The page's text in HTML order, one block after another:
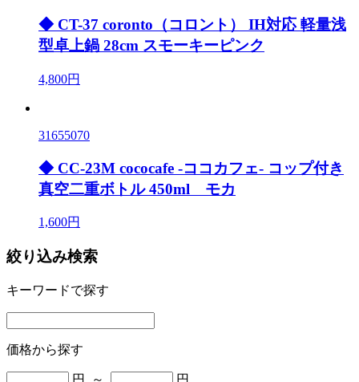
◆ CT-37 coronto（コロント） IH対応 軽量浅
型卓上鍋 28cm スモーキーピンク
4,800円
31655070
◆ CC-23M cococafe -ココカフェ- コップ付き
真空二重ボトル 450ml モカ
1,600円
絞り込み検索
キーワードで探す
価格から探す
円 ～ 円